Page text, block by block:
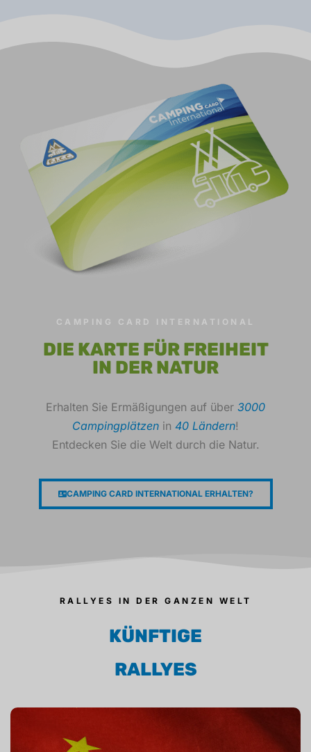
CAMPING CARD INTERNATIONAL
DIE KARTE FÜR FREIHEIT
IN DER NATUR
Erhalten Sie Ermäßigungen auf über 3000
Campingplätzen in 40 Ländern!
Entdecken Sie die Welt durch die Natur.
CAMPING CARD INTERNATIONAL ERHALTEN?
RALLYES IN DER GANZEN WELT
KÜNFTIGE
RALLYES